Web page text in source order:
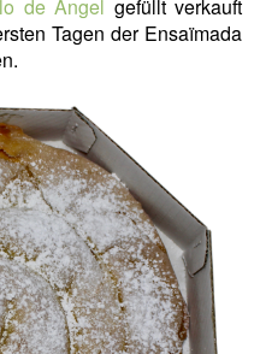
de Ángel gefüllt verkauft
Tagen der Ensaïmada